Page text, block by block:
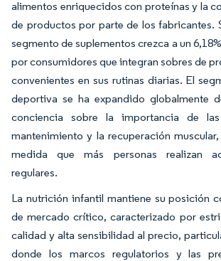
alimentos enriquecidos con proteínas y la
de productos por parte de los fabricantes.
segmento de suplementos crezca a un
por consumidores que integran sobres de
convenientes en sus rutinas diarias. El
deportiva se ha expandido globalmente
conciencia sobre la importancia de
mantenimiento y la recuperación
medida que más personas realizan
regulares.
La nutrición infantil mantiene su posición
de mercado crítico, caracterizado por
calidad y alta sensibilidad al precio,
donde los marcos regulatorios y las